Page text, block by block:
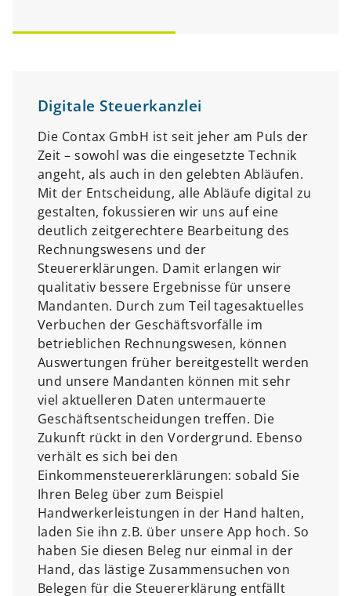
Digitale Steuerkanzlei
Die Contax GmbH ist seit jeher am Puls der
Zeit – sowohl was die eingesetzte Technik
angeht, als auch in den gelebten Abläufen.
Mit der Entscheidung, alle Abläufe digital zu
gestalten, fokussieren wir uns auf eine
deutlich zeitgerechtere Bearbeitung des
Rechnungswesens und der
Steuererklärungen. Damit erlangen wir
qualitativ bessere Ergebnisse für unsere
Mandanten. Durch zum Teil tagesaktuelles
Verbuchen der Geschäftsvorfälle im
betrieblichen Rechnungswesen, können
Auswertungen früher bereitgestellt werden
und unsere Mandanten können mit sehr
viel aktuelleren Daten untermauerte
Geschäftsentscheidungen treffen. Die
Zukunft rückt in den Vordergrund. Ebenso
verhält es sich bei den
Einkommensteuererklärungen: sobald Sie
Ihren Beleg über zum Beispiel
Handwerkerleistungen in der Hand halten,
laden Sie ihn z.B. über unsere App hoch. So
haben Sie diesen Beleg nur einmal in der
Hand, das lästige Zusammensuchen von
Belegen für die Steuererklärung entfällt